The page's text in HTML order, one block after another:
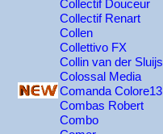
Collectif Douceur
Collectif Renart
Collen
Collettivo FX
Collin van der Sluijs
Colossal Media
Comanda Colore13
Combas Robert
Combo